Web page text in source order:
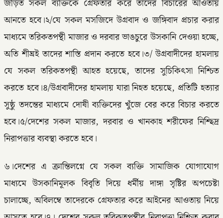
জড়িত সকল ব্যক্তিকে গ্রেফতার করে তাদের বিচারের আওতায়
আনতে হবে।২/যে সকল মসজিদে উগ্রবাদ ও জঙ্গিবাদ প্রচার করার
মাধ্যমে তরিকতপন্থী মাজার ও দরবার ভাঙচুরে উসকানি দেওয়া হচ্ছে,
অতি শীঘ্রই তাদের শাস্তি প্রদান করতে হবে।৩/ উগ্রবাদীদের হামলায়
যে সকল তরিকতপন্থী আহত হয়েছে, তাদের সুচিকিৎসা নিশ্চিত
করতে হবে।৪/উগ্রবাদীদের হামলায় যারা নিহত হয়েছে, প্রতিটি হত্যার
সুষ্ঠু তদন্তের মাধ্যমে দোষী ব্যক্তিদের খুঁজে বের করে বিচার করতে
হবে।৫/দেশের সকল মাজার, দরবার ও খানকাহ শরীফের নিশ্ছিদ্র
নিরাপত্তার ব্যবস্থা করতে হবে।
৬।দেশের এ ক্রান্তিলগ্নে যে সকল ব্যক্তি সামাজিক যোগাযোগ
মাধ্যমে উসকানিমূলক বিবৃতি দিয়ে ধর্মীয় দাঙ্গা সৃষ্টির অপচেষ্টা
চালাচ্ছে, অবিলম্বে তাদেরকে গ্রেফতার করে আইনের আওতায় নিয়ে